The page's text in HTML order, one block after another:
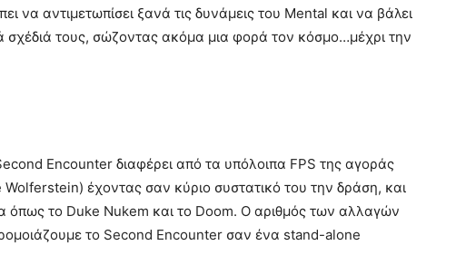
να αντιμετωπίσει ξανά τις δυνάμεις του Mental και να βάλει
σχέδιά τους, σώζοντας ακόμα μια φορά τον κόσμο…μέχρι την
Encounter διαφέρει από τα υπόλοιπα FPS της αγοράς
έχοντας σαν κύριο συστατικό του την δράση, και
όπως το Duke Nukem και το Doom. Ο αριθμός των αλλαγών
το Second Encounter σαν ένα stand-alone